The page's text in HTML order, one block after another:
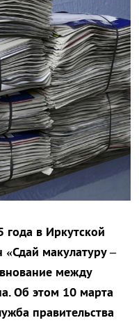
в Иркутской
макулатуру –
между
Об этом 10 марта
правительства